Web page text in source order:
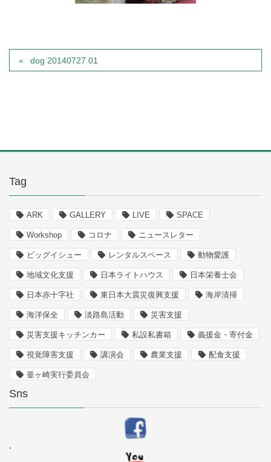
dog 20140727 01
Tag
ARK GALLERY LIVE SPACE
Workshop コロナ ニュースレター
ビッグイシュー レンタルスペース 動物愛護
地域文化支援 日本ライトハウス 日本栄養士会
日本赤十字社 東日本大震災復興支援 海岸清掃
海洋保全 淡路島活動 災害支援
災害支援キッチンカー 私設私書箱 義援金・寄付金
視覚障害支援 講演会 農業支援 配食支援
釜ヶ崎実行委員会
Sns
.